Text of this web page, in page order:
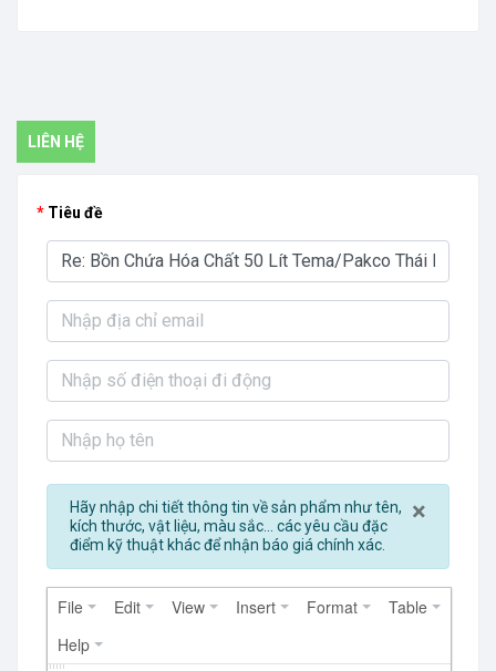
LIÊN HỆ
Tiêu đề
×
Hãy nhập chi tiết thông tin về sản phẩm như tên,
kích thước, vật liệu, màu sắc... các yêu cầu đặc
điểm kỹ thuật khác để nhận báo giá chính xác.
File Edit View Insert Format
Table
Help